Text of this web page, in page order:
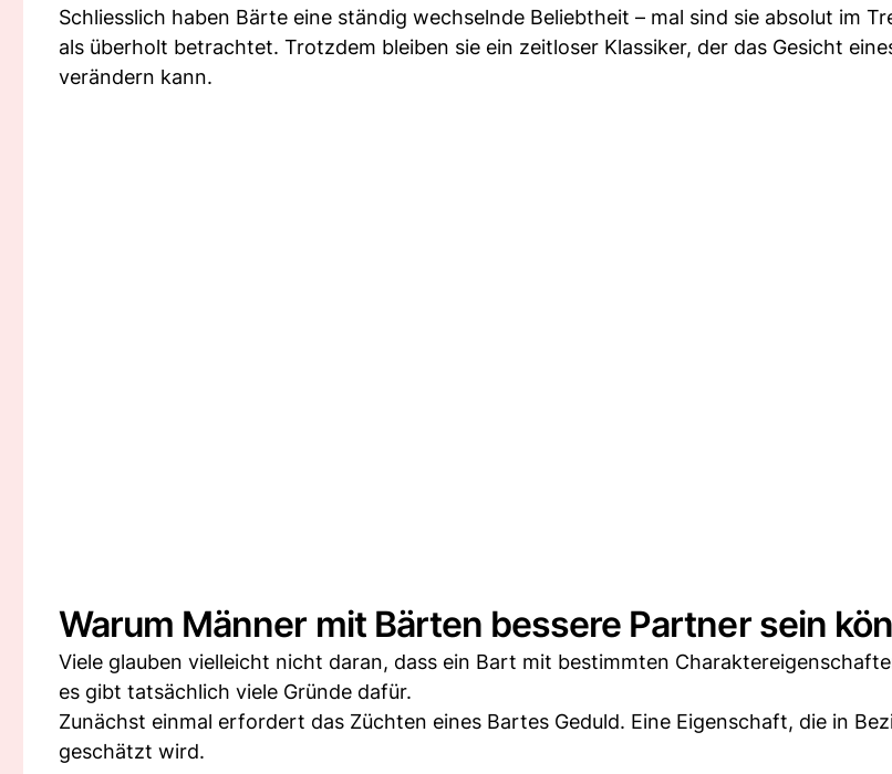
Schliesslich haben Bärte eine ständig wechselnde Beliebtheit – mal sind sie absolut im
als überholt betrachtet. Trotzdem bleiben sie ein zeitloser Klassiker, der das Gesicht
verändern kann.
Warum Männer mit Bärten bessere Partner sein
Viele glauben vielleicht nicht daran, dass ein Bart mit bestimmten
es gibt tatsächlich viele Gründe dafür.
Zunächst einmal erfordert das Züchten eines Bartes Geduld. Eine Eigenschaft, die in
geschätzt wird.